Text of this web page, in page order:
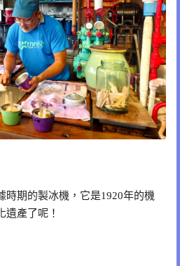
時期的製冰機，它是1920年的機
遺產了呢！